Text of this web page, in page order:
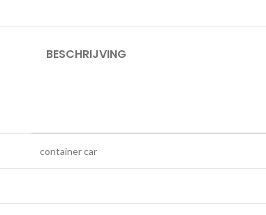
BESCHRIJVING
container car